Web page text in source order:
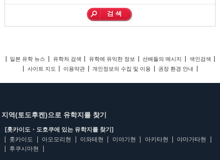
일본 유학 뉴스 유학처 검색 유학에 유익한 정보 선배들의 메시지
색인검색
사이트 지도
이용약관 개인정보의 수집 및 이용 권장 환경 안내
지역(토도후켄)으로 유학지를 찾기
[홋카이도・도호쿠에 있는 유학지를 찾기]
홋카이도
아오모리현 이와테현 미야기현 아키타현
야마가타현
후쿠시마현